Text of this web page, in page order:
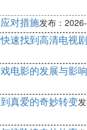
对措施发布：
速找到高清电视
电影的发展与影响
真爱的奇妙转变